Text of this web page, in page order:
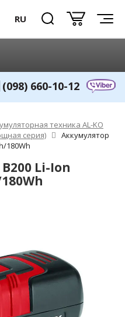
RU
(098) 660-10-12
техника AL-KO
серия)
Аккумулятор
180Wh
Li-Ion